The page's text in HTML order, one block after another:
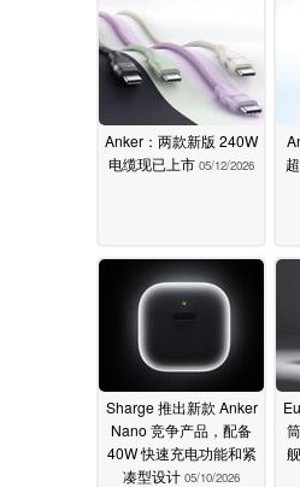
Anker：两款新版 240W
电缆现已上市 05/12/2026
Sharge 推出新款 Anker
Nano 竞争产品，配备
40W 快速充电功能和紧
凑型设计 05/10/2026